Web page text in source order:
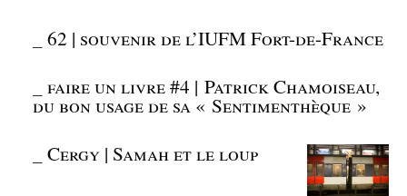
_62 | souvenir de l’IUFM Fort-de-France
_faire un livre #4 | Patrick Chamoiseau,
du bon usage de sa « Sentimenthèque »
_Cergy | Samah et le loup